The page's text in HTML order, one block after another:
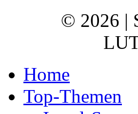
© 2026 |
Home
Top-Themen